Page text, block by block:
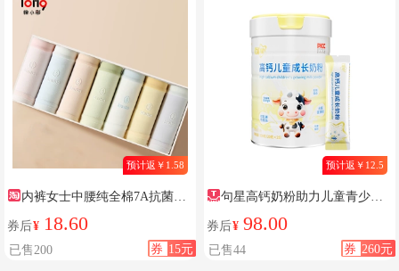
预计返￥1.58
内裤女士中腰纯全棉7A抗菌裆
春夏冬薄款浪无痕亲肤透气少女
券后¥ 18.60
券 15元
已售200
预计返￥12.5
句星高钙奶粉助力儿童青少年
正品
券后¥ 98.00
券 260元
已售44